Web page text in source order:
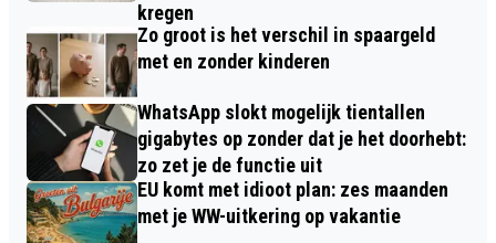
kregen
Zo groot is het verschil in spaargeld
met en zonder kinderen
WhatsApp slokt mogelijk tientallen
gigabytes op zonder dat je het doorhebt:
zo zet je de functie uit
EU komt met idioot plan: zes maanden
met je WW-uitkering op vakantie